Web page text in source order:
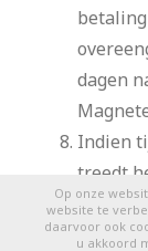
dagen
Indien
treedt
Op onze
website te
daarvoor ook
u akkoord